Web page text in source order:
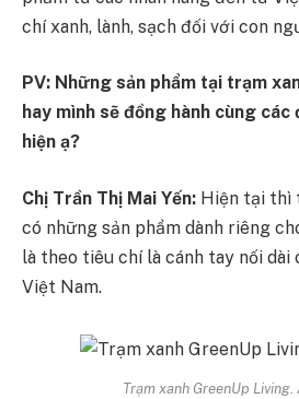
chí xanh, lành, sạch đối với con
PV: Những sản phẩm tại trạm
hay mình sẽ đồng hành cùng
hiện ạ?
Chị Trần Thị Mai Yến: Hiện tại thì
có những sản phẩm dành riêng
là theo tiêu chí là cánh tay nối dài
Việt Nam.
Trạm xanh GreenUp Living.